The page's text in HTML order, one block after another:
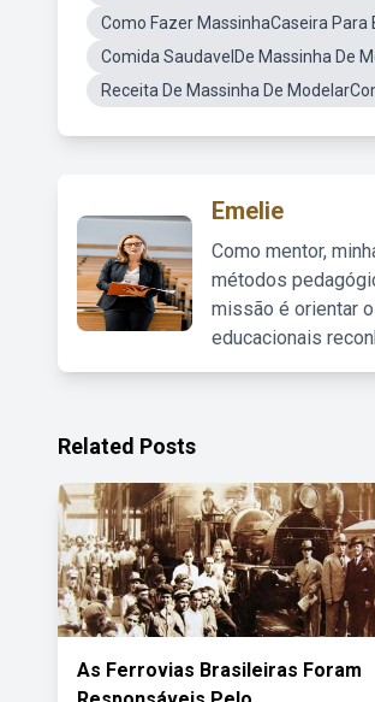
Como Fazer MassinhaCaseira Para
Comida SaudavelDe Massinha De
Receita De Massinha De
Emelie
Como mentor,
métodos
missão é orientar
educacionais
Related Posts
As Ferrovias Brasileiras Foram